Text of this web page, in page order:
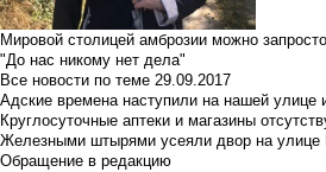
Мировой столицей амброзии можно
"До нас никому нет дела"
Все новости по теме 29.09.2017
Адские времена наступили на нашей улице
Круглосуточные аптеки и магазины
Железными штырями усеяли двор на улице
Обращение в редакцию